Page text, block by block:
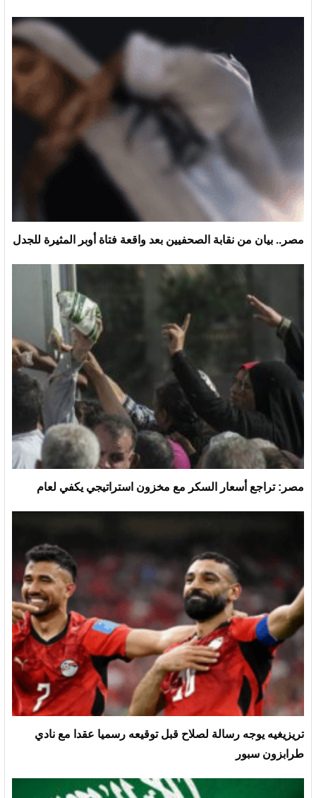
مصر.. بيان من نقابة الصحفيين بعد واقعة فتاة أوبر المثيرة للجدل
مصر: تراجع أسعار السكر مع مخزون استراتيجي يكفي لعام
تريزيغيه يوجه رسالة لصلاح قبل توقيعه رسميا عقدا مع نادي
طرابزون سبور